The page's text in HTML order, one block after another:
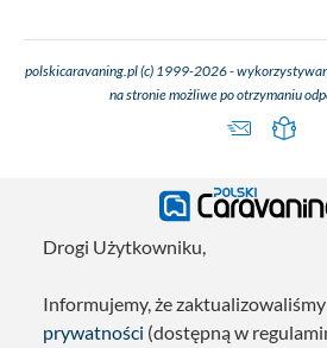
polskicaravaning.pl (c) 1999-2026 -
na stronie możliwe po otrzymaniu
Drogi Użytkowniku,
Informujemy, że
prywatności (dostępną w